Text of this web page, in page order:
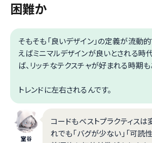
困難か
そもそも「良いデザイン」の定義が流動的
えばミニマルデザインが良いとされる時
ば、リッチなテクスチャが好まれる時期も
トレンドに左右されるんです。
室谷
コードもベストプラクティスは
れでも「バグが少ない」「可読